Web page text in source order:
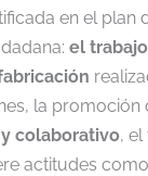
en el plan
el
la promoción
colaborativo, el
actitudes